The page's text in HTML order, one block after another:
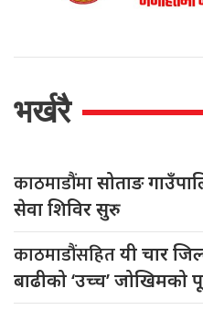
भर्खरै
काठमाडौंमासोताङ
सेवा शिविर सुरु
काठमाडौंसहितयी चार
बाढीको ‘उच्च’ जोखिमको